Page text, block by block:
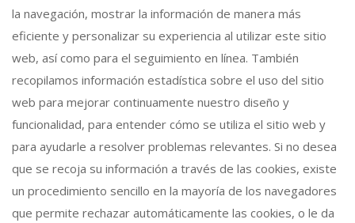
la navegación, mostrar la información de manera más
eficiente y personalizar su experiencia al utilizar este sitio
web, así como para el seguimiento en línea. También
recopilamos información estadística sobre el uso del sitio
web para mejorar continuamente nuestro diseño y
funcionalidad, para entender cómo se utiliza el sitio web y
para ayudarle a resolver problemas relevantes. Si no desea
que se recoja su información a través de las cookies, existe
un procedimiento sencillo en la mayoría de los navegadores
que permite rechazar automáticamente las cookies, o le da